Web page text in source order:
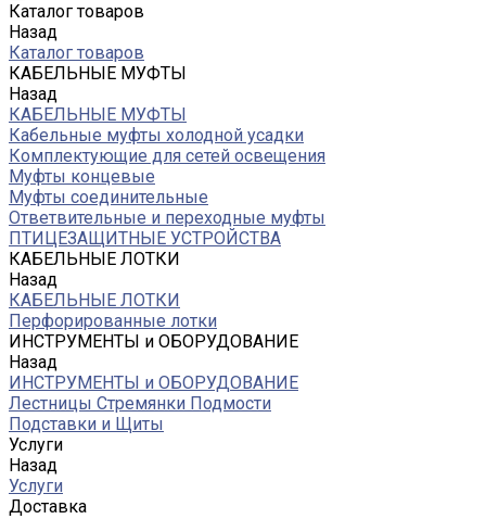
Каталог товаров
Назад
Каталог товаров
КАБЕЛЬНЫЕ МУФТЫ
Назад
КАБЕЛЬНЫЕ МУФТЫ
Кабельные муфты холодной усадки
Комплектующие для сетей освещения
Муфты концевые
Муфты соединительные
Ответвительные и переходные муфты
ПТИЦЕЗАЩИТНЫЕ УСТРОЙСТВА
КАБЕЛЬНЫЕ ЛОТКИ
Назад
КАБЕЛЬНЫЕ ЛОТКИ
Перфорированные лотки
ИНСТРУМЕНТЫ и ОБОРУДОВАНИЕ
Назад
ИНСТРУМЕНТЫ и ОБОРУДОВАНИЕ
Лестницы Стремянки Подмости
Подставки и Щиты
Услуги
Назад
Услуги
Доставка